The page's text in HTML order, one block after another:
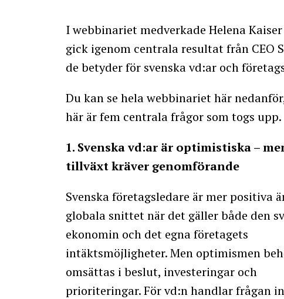
I webbinariet medverkade Helena
gick igenom centrala resultat från CEO
de betyder för svenska vd:ar och
Du kan se hela webbinariet här
här är fem centrala frågor som togs upp.
1. Svenska vd:ar är optimistiska –
tillväxt kräver genomförande
Svenska företagsledare är mer positiva
globala snittet när det gäller både den
ekonomin och det egna företagets
intäktsmöjligheter. Men optimismen
omsättas i beslut, investeringar och
prioriteringar. För vd:n handlar frågan